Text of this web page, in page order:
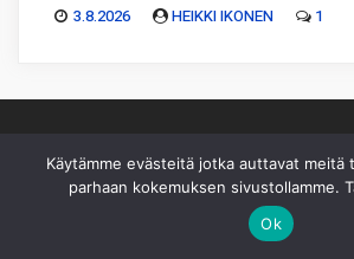
3.8.2026 HEIKKI IKONEN 1
Piksu Oy|Toimitus|Käyttöehdot|
Sivusto ei sisällä sijoitussuosituksia eikä
Käytämme evästeitä jotka auttavat meitä
parhaan kokemuksen sivustollamme.
Ok